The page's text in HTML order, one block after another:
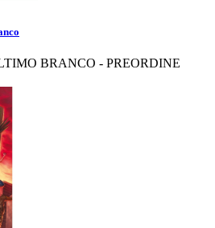
BRANCO - PREORDINE